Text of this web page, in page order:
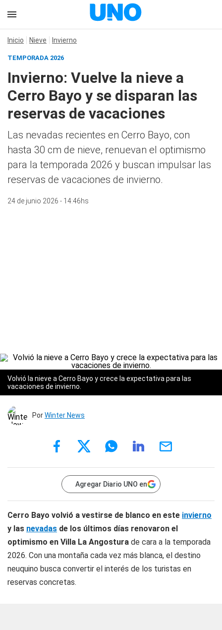
Inicio Nieve Invierno
TEMPORADA 2026
Invierno: Vuelve la nieve a
Cerro Bayo y se disparan las
reservas de vacaciones
Las nevadas recientes en Cerro Bayo, con
hasta 30 cm de nieve, renuevan el optimismo
para la temporada 2026 y buscan impulsar las
reservas de vacaciones de invierno.
24 de junio 2026 - 14:46hs
Volvió la nieve a Cerro Bayo y crece la expectativa para las
vacaciones de invierno.
PorWinter News
Agregar Diario UNO en
Cerro Bayo volvió a vestirse de blanco en este invierno
y las nevadas de los últimos días renovaron el
optimismo en Villa La Angostura de cara a la temporada
2026. Con una montaña cada vez más blanca, el destino
neuquino busca convertir el interés de los turistas en
reservas concretas.